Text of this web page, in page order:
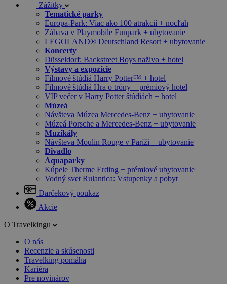
Zážitky
Tematické parky
Europa-Park: Viac ako 100 atrakcií + nocľah
Zábava v Playmobile Funpark + ubytovanie
LEGOLAND® Deutschland Resort + ubytovanie
Koncerty
Düsseldorf: Backstreet Boys naživo + hotel
Výstavy a expozície
Filmové štúdiá Harry Potter™ + hotel
Filmové štúdiá Hra o tróny + prémiový hotel
VIP večer v Harry Potter štúdiách + hotel
Múzeá
Návšteva Múzea Mercedes-Benz + ubytovanie
Múzeá Porsche a Mercedes-Benz + ubytovanie
Muzikály
Návšteva Moulin Rouge v Paríži + ubytovanie
Divadlo
Aquaparky
Kúpele Therme Erding + prémiové ubytovanie
Vodný svet Rulantica: Vstupenky a pobyt
Darčekový poukaz
Akcie
O Travelkingu
O nás
Recenzie a skúsenosti
Travelking pomáha
Kariéra
Pre novinárov